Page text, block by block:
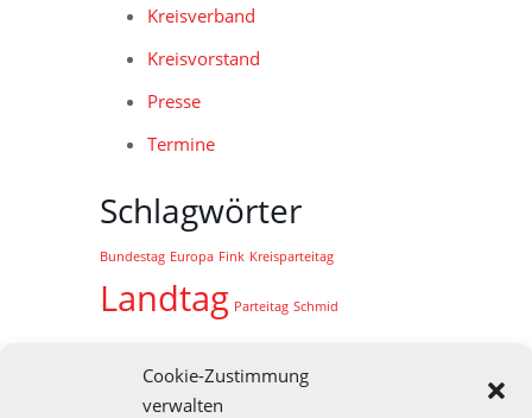
Cookie-Zustimmung
verwalten
Kreisverband
Kreisvorstand
Presse
Termine
Schlagwörter
Bundestag Europa Fink Kreisparteitag
Landtag Parteitag Schmid
Schuldenbremse